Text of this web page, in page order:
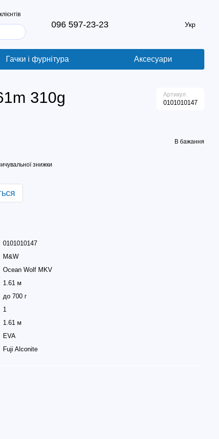
096 597-23-23 Укр
Гачки і фурнітура Аксесуари
310g Артикул
0101010147
В бажання
знижки
0101010147
M&W
Ocean Wolf MKV
1.61 м
до 700 г
1
1.61 м
EVA
Fuji Alconite